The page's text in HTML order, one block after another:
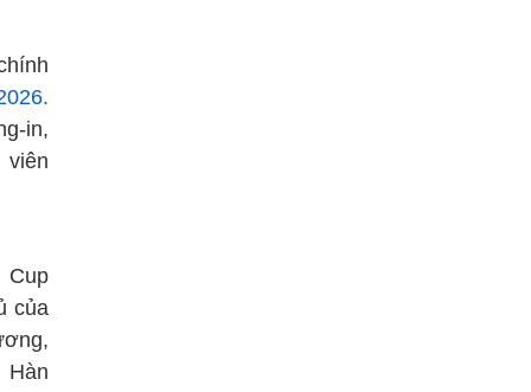
in,
Cup
của
Hàn